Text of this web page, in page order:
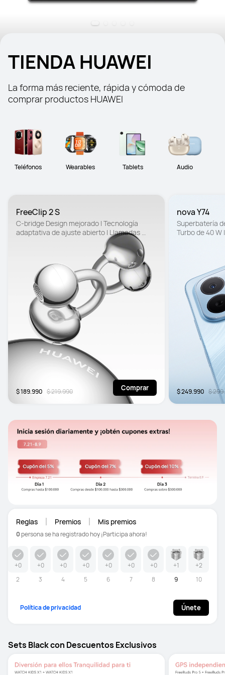
TIENDA HUAWEI
La forma más reciente, rápida y cómoda de
comprar productos HUAWEI
Teléfonos Wearables Tablets Audio
FreeClip 2 S
C-bridge Design mejorado | Tecnología
adaptativa de ajuste abierto | Llamadas
$ 189.990 $ 219.990 Comprar
nova Y74
Superbatería
Turbo de 40
$ 249.990 $
Reglas Premios Mis premios
0persona se ha registrado hoy¡Participa ahora!
+0
2
+0
3
+0
4
+0
5
+0
6
+0
7
+0
8
+1
9
+2
10
Política de privacidad Únete
Sets Black con Descuentos Exclusivos